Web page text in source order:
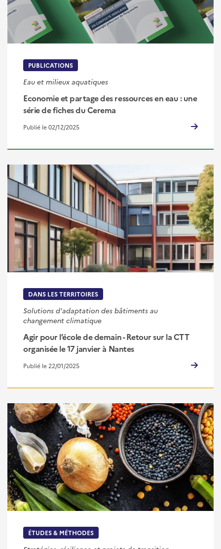
PUBLICATIONS
Eau et milieux aquatiques
Economie et partage des ressources en eau : une
série de fiches du Cerema
Publié le 02/12/2025
DANS LES TERRITOIRES
Solutions d'adaptation des bâtiments au
changement climatique
Agir pour l’école de demain - Retour sur la CTT
organisée le 17 janvier à Nantes
Publié le 22/01/2025
ÉTUDES & MÉTHODES